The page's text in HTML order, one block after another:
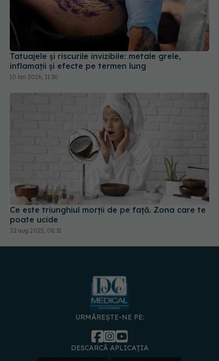
Tatuajele și riscurile invizibile: metale grele,
inflamații și efecte pe termen lung
10 ian 2026, 11:30
Ce este triunghiul morții de pe față. Zona care te
poate ucide
22 aug 2025, 08:31
URMĂREȘTE-NE PE:
DESCARCĂ APLICAȚIA